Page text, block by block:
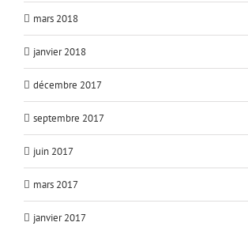
mars 2018
janvier 2018
décembre 2017
septembre 2017
juin 2017
mars 2017
janvier 2017